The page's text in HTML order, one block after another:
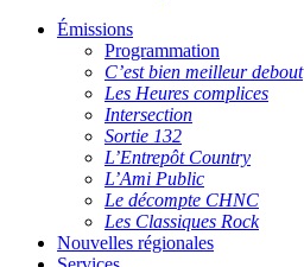
Émissions
Programmation
C’est bien meilleur debout
Les Heures complices
Intersection
Sortie 132
L’Entrepôt Country
L’Ami Public
Le décompte CHNC
Les Classiques Rock
Nouvelles régionales